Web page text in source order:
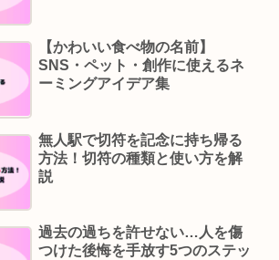
【かわいい食べ物の名前】
SNS・ペット・創作に使えるネ
ーミングアイデア集
無人駅で切符を記念に持ち帰る
方法！切符の種類と使い方を解
説
過去の過ちを許せない…人を傷
つけた後悔を手放す5つのステッ